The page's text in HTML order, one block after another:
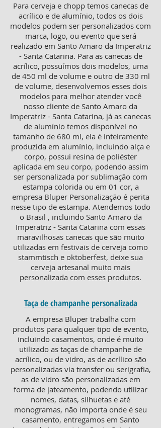
Para cerveja e chopp temos canecas de
acrílico e de alumínio, todos os dois
modelos podem ser personalizados com
marca, logo, ou evento que será
realizado em Santo Amaro da Imperatriz
- Santa Catarina. Para as canecas de
acrílico, possuímos dois modelos, uma
de 450 ml de volume e outro de 330 ml
de volume, desenvolvemos esses dois
modelos para melhor atender você
nosso cliente de Santo Amaro da
Imperatriz - Santa Catarina, já as canecas
de alumínio temos disponível no
tamanho de 680 ml, ela é inteiramente
produzida em alumínio, incluindo alça e
corpo, possui resina de poliéster
aplicada em seu corpo, podendo assim
ser personalizada por sublimação com
estampa colorida ou em 01 cor, a
empresa Bluper Personalização é perita
nesse tipo de estampa. Atendemos todo
o Brasil , incluindo Santo Amaro da
Imperatriz - Santa Catarina com essas
maravilhosas canecas que são muito
utilizadas em festivais de cerveja como
stammtisch e oktoberfest, deixe sua
cerveja artesanal muito mais
personalizada com esses produtos.
Taça de champanhe personalizada
A empresa Bluper trabalha com
produtos para qualquer tipo de evento,
incluindo casamentos, onde é muito
utilizado as taças de champanhe de
acrílico, ou de vidro, as de acrílico são
personalizadas via transfer ou serigrafia,
as de vidro são personalizadas em
forma de jateamento, podendo utilizar
nomes, datas, silhuetas e até
monogramas, não importa onde é seu
casamento, entregamos em Santo